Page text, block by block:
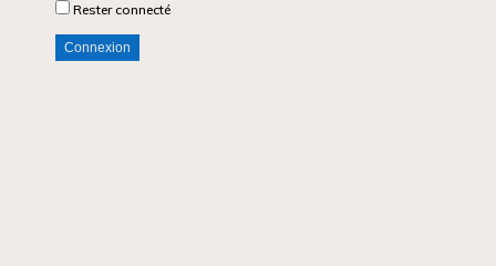
Rester connecté
Connexion